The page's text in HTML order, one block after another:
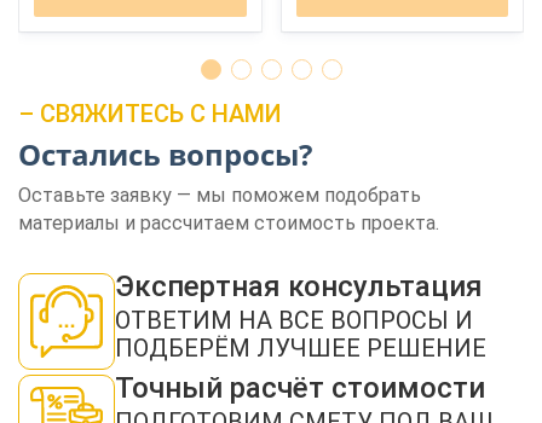
– СВЯЖИТЕСЬ С НАМИ
Остались вопросы?
Оставьте заявку — мы поможем подобрать
материалы и рассчитаем стоимость проекта.
Экспертная консультация
ОТВЕТИМ НА ВСЕ ВОПРОСЫ И
ПОДБЕРЁМ ЛУЧШЕЕ РЕШЕНИЕ
Точный расчёт стоимости
ЗАКАЗАТЬ ЗВОНОК
Нажимая кнопку "Отправить", я даю своё согласие на обработку моих
персональных данных в соответствии с ФЗ от 27.07.2006 № 152-ФЗ "О